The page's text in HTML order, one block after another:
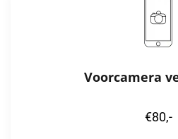
Voorcamera
€80,-